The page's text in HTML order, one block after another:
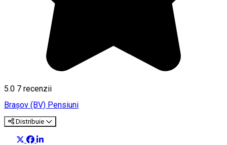
5.0 7 recenzii
Braşov (BV) Pensiuni
Distribuie